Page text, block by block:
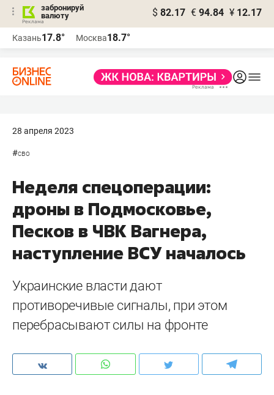
забронируй
валюту
$ 82.17 € 94.84 ¥ 12.17
Казань17.8° Москва18.7°
28 апреля 2023
#сво
Неделя спецоперации:
дроны в Подмосковье,
Песков в ЧВК Вагнера,
наступление ВСУ началось
Украинские власти дают
противоречивые сигналы, при этом
перебрасывают силы на фронте